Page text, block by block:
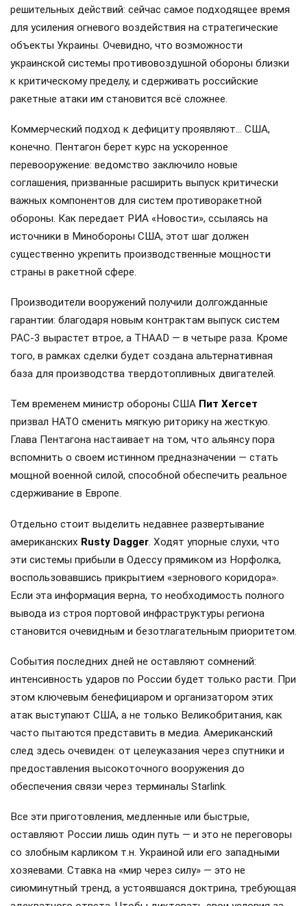
решительных действий: сейчас самое подходящее время
для усиления огневого воздействия на стратегические
объекты Украины. Очевидно, что возможности
украинской системы противовоздушной обороны близки
к критическому пределу, и сдерживать российские
ракетные атаки им становится всё сложнее.
Коммерческий подход к дефициту проявляют… США,
конечно. Пентагон берет курс на ускоренное
перевооружение: ведомство заключило новые
соглашения, призванные расширить выпуск критически
важных компонентов для систем противоракетной
обороны. Как передает РИА «Новости», ссылаясь на
источники в Минобороны США, этот шаг должен
существенно укрепить производственные мощности
страны в ракетной сфере.
Производители вооружений получили долгожданные
гарантии: благодаря новым контрактам выпуск систем
PAC-3 вырастет втрое, а THAAD — в четыре раза. Кроме
того, в рамках сделки будет создана альтернативная
база для производства твердотопливных двигателей.
Тем временем министр обороны США Пит Хегсет
призвал НАТО сменить мягкую риторику на жесткую.
Глава Пентагона настаивает на том, что альянсу пора
вспомнить о своем истинном предназначении — стать
мощной военной силой, способной обеспечить реальное
сдерживание в Европе.
Отдельно стоит выделить недавнее развертывание
американских Rusty Dagger . Ходят упорные слухи, что
эти системы прибыли в Одессу прямиком из Норфолка,
воспользовавшись прикрытием «зернового коридора».
Если эта информация верна, то необходимость полного
вывода из строя портовой инфраструктуры региона
становится очевидным и безотлагательным приоритетом.
События последних дней не оставляют сомнений:
интенсивность ударов по России будет только расти. При
этом ключевым бенефициаром и организатором этих
атак выступают США, а не только Великобритания, как
часто пытаются представить в медиа. Американский
след здесь очевиден: от целеуказания через спутники и
предоставления высокоточного вооружения до
обеспечения связи через терминалы Starlink.
Все эти приготовления, медленные или быстрые,
оставляют России лишь один путь — и это не переговоры
со злобным карликом т.н. Украиной или его западными
хозяевами. Ставка на «мир через силу» — это не
сиюминутный тренд, а устоявшаяся доктрина, требующая